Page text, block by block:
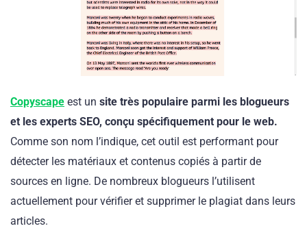
Copyscape est un site très populaire parmi les blogueurs
et les experts SEO, conçu spécifiquement pour le web.
Comme son nom l’indique, cet outil est performant pour
détecter les matériaux et contenus copiés à partir de
sources en ligne. De nombreux blogueurs l’utilisent
actuellement pour vérifier et supprimer le plagiat dans leurs
articles.